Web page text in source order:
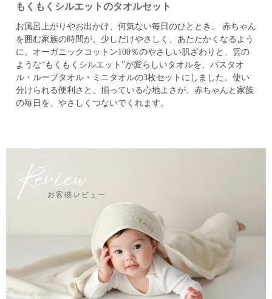
もくもくシルエットのタオルセット
お風呂上がりやお出かけ、何気ない毎日のひととき。
赤ちゃん
を囲む家族の時間が、少しだけやさしく、あたたかくなるよう
に。 オーガニックコットン100％のやさしい肌ざわりと、 雲の
ような“もくもくシルエット”が愛らしいタオルを、 バスタオ
ル・ループタオル・ミニタオルの3枚セットにしました。 使い
分けられる便利さと、揃っている心地よさが、 赤ちゃんと家族
の毎日を、やさしくつないでくれます。